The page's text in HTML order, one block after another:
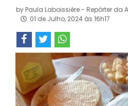
by Paula Laboissière - Repórter da
01 de Julho, 2024 às 16h17